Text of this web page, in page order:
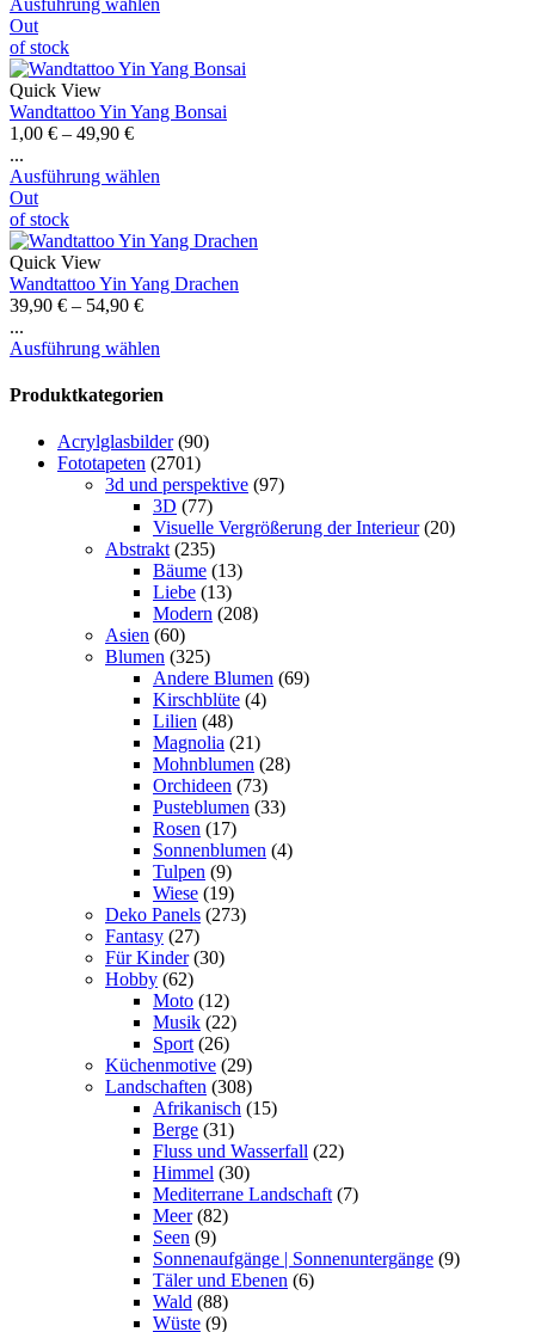
Out
of stock
Quick View
Wandtattoo Yin Yang Bonsai
1,00 € – 49,90 €
...
Ausführung wählen
Out
of stock
Quick View
Wandtattoo Yin Yang Drachen
39,90 € – 54,90 €
...
Ausführung wählen
Produktkategorien
Acrylglasbilder (90)
Fototapeten (2701)
3d und perspektive (97)
3D (77)
Visuelle Vergrößerung der Interieur (20)
Abstrakt (235)
Bäume (13)
Liebe (13)
Modern (208)
Asien (60)
Blumen (325)
Andere Blumen (69)
Kirschblüte (4)
Lilien (48)
Magnolia (21)
Mohnblumen (28)
Orchideen (73)
Pusteblumen (33)
Rosen (17)
Sonnenblumen (4)
Tulpen (9)
Wiese (19)
Deko Panels (273)
Fantasy (27)
Für Kinder (30)
Hobby (62)
Moto (12)
Musik (22)
Sport (26)
Küchenmotive (29)
Landschaften (308)
Afrikanisch (15)
Berge (31)
Fluss und Wasserfall (22)
Himmel (30)
Mediterrane Landschaft (7)
Meer (82)
Seen (9)
Sonnenaufgänge | Sonnenuntergänge (9)
Täler und Ebenen (6)
Wald (88)
Wüste (9)